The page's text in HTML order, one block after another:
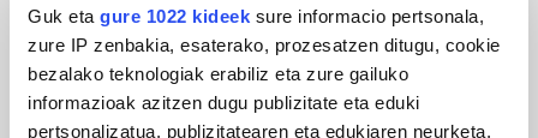
Guk eta gure 1022 kideek sure informacio pertsonala,
zure IP zenbakia, esaterako, prozesatzen ditugu, cookie
bezalako teknologiak erabiliz eta zure gailuko
informazioak azitzen dugu publizitate eta eduki
pertsonalizatua, publizitatearen eta edukiaren neurketa,
MUSIKA